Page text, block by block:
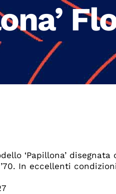
‘Papillona’
In eccellenti